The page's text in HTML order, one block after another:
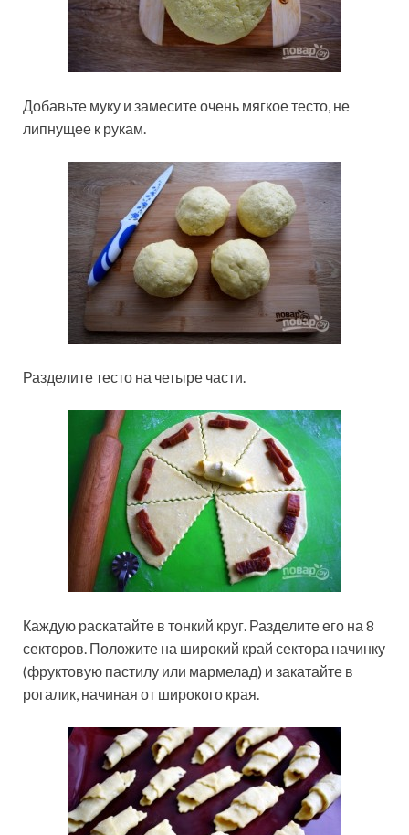
Добавьте муку и замесите очень мягкое тесто, не
липнущее к рукам.
Разделите тесто на четыре части.
Каждую раскатайте в тонкий круг. Разделите его на 8
секторов. Положите на широкий край сектора начинку
(фруктовую пастилу или мармелад) и закатайте в
рогалик, начиная от широкого края.